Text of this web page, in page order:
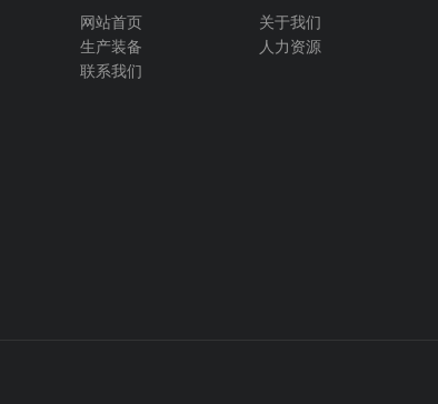
网站首页 关于我们
生产装备
人力资源
联系我们